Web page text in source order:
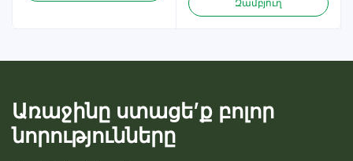
Զամբյուղ
Առաջինը ստացե’ք բոլոր
նորությունները